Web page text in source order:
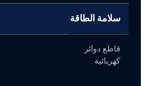
سلامة الطاقة
قاطع دوائر
كهربائية